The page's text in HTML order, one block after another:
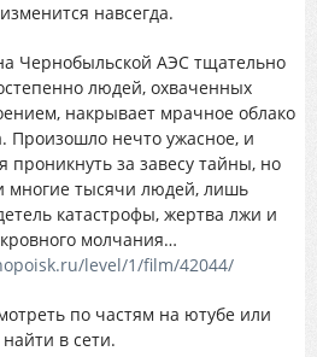
навсегда.
Чернобыльской АЭС тщательно
людей, охваченных
накрывает мрачное облако
Произошло нечто ужасное, и
проникнуть за завесу тайны, но
многие тысячи людей, лишь
катастрофы, жертва лжи и
молчания…
level/1/film/42044/
по частям на ютубе или
найти в сети.